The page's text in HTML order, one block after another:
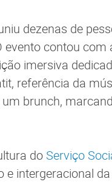
dezenas de
evento contou
imersiva
referência da
brunch,
do Serviço
e intergeracional